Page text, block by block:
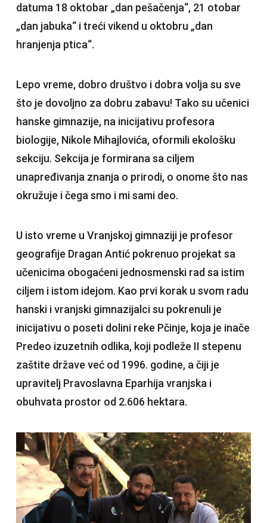
datuma 18 oktobar „dan pešačenja“, 21 otobar
„dan jabuka“ i treći vikend u oktobru „dan
hranjenja ptica“.
Lepo vreme, dobro društvo i dobra volja su sve
što je dovoljno za dobru zabavu! Tako su učenici
hanske gimnazije, na inicijativu profesora
biologije, Nikole Mihajlovića, oformili ekološku
sekciju. Sekcija je formirana sa ciljem
unapređivanja znanja o prirodi, o onome što nas
okružuje i čega smo i mi sami deo.
U isto vreme u Vranjskoj gimnaziji je profesor
geografije Dragan Antić pokrenuo projekat sa
učenicima obogaćeni jednosmenski rad sa istim
ciljem i istom idejom. Kao prvi korak u svom radu
hanski i vranjski gimnazijalci su pokrenuli je
inicijativu o poseti dolini reke Pčinje, koja je inače
Predeo izuzetnih odlika, koji podleže II stepenu
zaštite države već od 1996. godine, a čiji je
upravitelj Pravoslavna Eparhija vranjska i
obuhvata prostor od 2.606 hektara.